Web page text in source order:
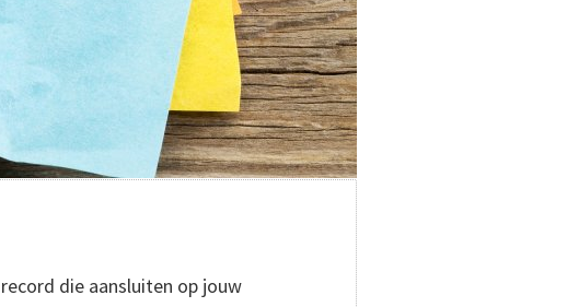
die aansluiten op jouw